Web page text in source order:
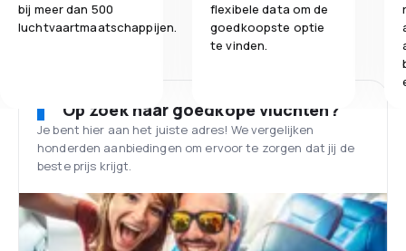
bij meer dan 500
luchtvaartmaatschappijen.
flexibele data om de
goedkoopste optie
te vinden.
Op zoek naar goedkope vluchten?
Je bent hier aan het juiste adres! We vergelijken
honderden aanbiedingen om ervoor te zorgen dat jij de
beste prijs krijgt.